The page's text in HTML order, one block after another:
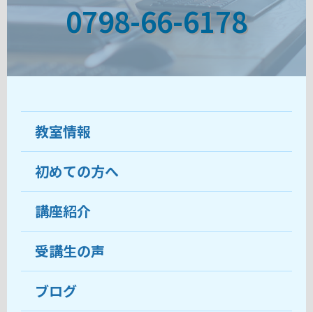
0798-66-6178
教室情報
教室について
受講生の声
おすすめ・人気の講座
目的から講座を探す
初めての方へ
ココがおすすめ
料金
受講までの流れ
講座紹介
受講生の声
ブログ